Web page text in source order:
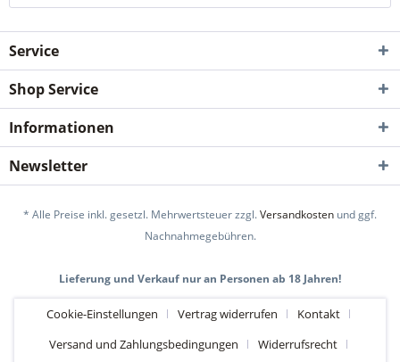
Service
Shop Service
Informationen
Newsletter
* Alle Preise inkl. gesetzl. Mehrwertsteuer zzgl.Versandkosten und ggf.
Nachnahmegebühren.
Lieferung und Verkauf nur an Personen ab 18 Jahren!
Cookie-Einstellungen Vertrag widerrufen
Kontakt
Versand und Zahlungsbedingungen
Widerrufsrecht